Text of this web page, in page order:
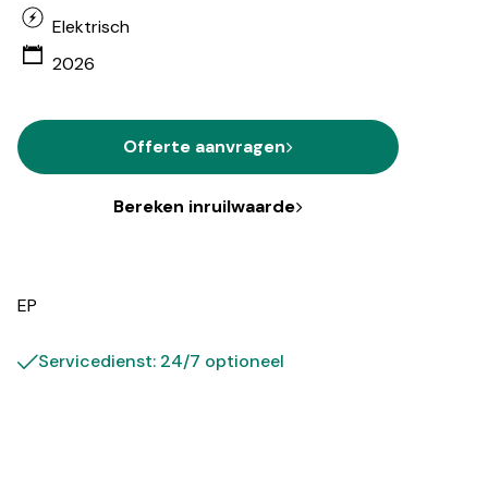
Elektrisch
2026
Offerte aanvragen
Bereken inruilwaarde
EP
Servicedienst: 24/7 optioneel